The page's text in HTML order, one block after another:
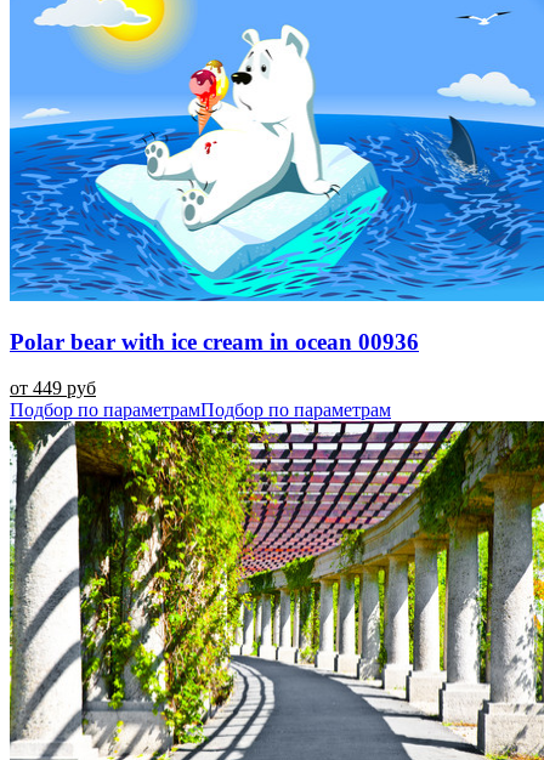
Polar bear with ice cream in ocean 00936
от 449 руб
Подбор по параметрамПодбор по параметрам